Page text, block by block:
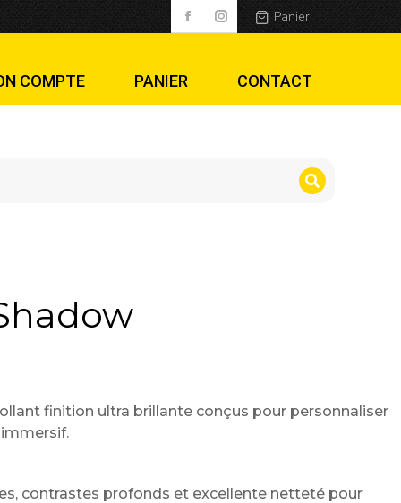
Panier
COMPTE PANIER CONTACT
finition ultra brillante conçus pour personnaliser
contrastes profonds et excellente netteté pour